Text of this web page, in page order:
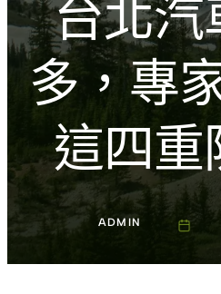
台北汽
多，專
這四
ADMIN